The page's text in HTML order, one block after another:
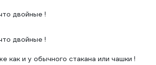
двойные !
двойные !
как и у обычного стакана или чашки !